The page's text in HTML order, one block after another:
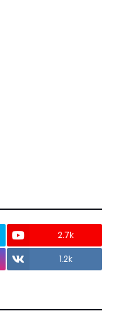
2.7k
1.2k